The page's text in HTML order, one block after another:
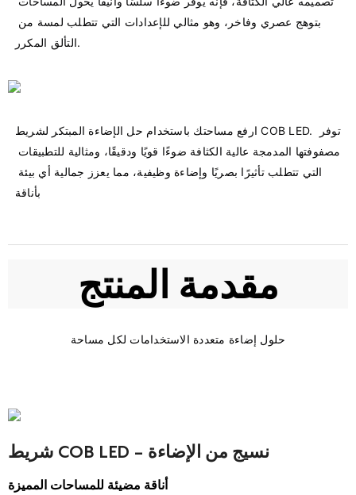
ارفع مساحتك باستخدام حل الإضاءة المبتكر لشريط COB LED. توفر
مقدمة المنتج
أناقة مضيئة للمساحات المميزة